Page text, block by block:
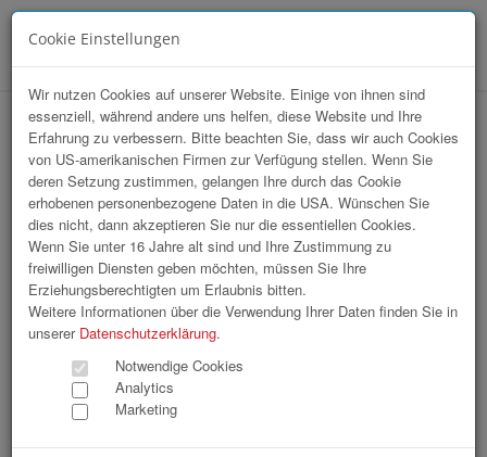
hr-lounge Ost zu Gast bei AMS
Österreich Bundesgeschäftsstelle
Cookie Einstellungen
Wir nutzen Cookies auf unserer Website. Einige von ihnen sind
essenziell, während andere uns helfen, diese Website und Ihre
Erfahrung zu verbessern. Bitte beachten Sie, dass wir auch Cookies
von US-amerikanischen Firmen zur Verfügung stellen. Wenn Sie
deren Setzung zustimmen, gelangen Ihre durch das Cookie
erhobenen personenbezogene Daten in die USA. Wünschen Sie
dies nicht, dann akzeptieren Sie nur die essentiellen Cookies.
Wenn Sie unter 16 Jahre alt sind und Ihre Zustimmung zu
freiwilligen Diensten geben möchten, müssen Sie Ihre
Erziehungsberechtigten um Erlaubnis bitten.
Weitere Informationen über die Verwendung Ihrer Daten finden Sie in
unserer Datenschutzerklärung.
Notwendige Cookies
Analytics
Marketing